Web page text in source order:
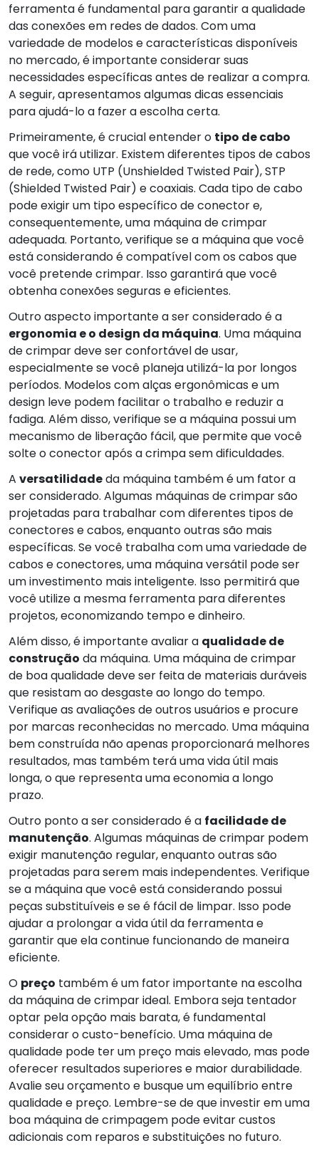
ferramenta é fundamental para garantir a qualidade
das conexões em redes de dados. Com uma
variedade de modelos e características disponíveis
no mercado, é importante considerar suas
necessidades específicas antes de realizar a compra.
A seguir, apresentamos algumas dicas essenciais
para ajudá-lo a fazer a escolha certa.
Primeiramente, é crucial entender o tipo de cabo
que você irá utilizar. Existem diferentes tipos de cabos
de rede, como UTP (Unshielded Twisted Pair), STP
(Shielded Twisted Pair) e coaxiais. Cada tipo de cabo
pode exigir um tipo específico de conector e,
consequentemente, uma máquina de crimpar
adequada. Portanto, verifique se a máquina que você
está considerando é compatível com os cabos que
você pretende crimpar. Isso garantirá que você
obtenha conexões seguras e eficientes.
Outro aspecto importante a ser considerado é a
ergonomia e o design da máquina. Uma máquina
de crimpar deve ser confortável de usar,
especialmente se você planeja utilizá-la por longos
períodos. Modelos com alças ergonômicas e um
design leve podem facilitar o trabalho e reduzir a
fadiga. Além disso, verifique se a máquina possui um
mecanismo de liberação fácil, que permite que você
solte o conector após a crimpa sem dificuldades.
A versatilidadeda máquina também é um fator a
ser considerado. Algumas máquinas de crimpar são
projetadas para trabalhar com diferentes tipos de
conectores e cabos, enquanto outras são mais
específicas. Se você trabalha com uma variedade de
cabos e conectores, uma máquina versátil pode ser
um investimento mais inteligente. Isso permitirá que
você utilize a mesma ferramenta para diferentes
projetos, economizando tempo e dinheiro.
Além disso, é importante avaliar a qualidade de
construção da máquina. Uma máquina de crimpar
de boa qualidade deve ser feita de materiais duráveis
que resistam ao desgaste ao longo do tempo.
Verifique as avaliações de outros usuários e procure
por marcas reconhecidas no mercado. Uma máquina
bem construída não apenas proporcionará melhores
resultados, mas também terá uma vida útil mais
longa, o que representa uma economia a longo
prazo.
Outro ponto a ser considerado é a facilidade de
manutenção. Algumas máquinas de crimpar podem
exigir manutenção regular, enquanto outras são
projetadas para serem mais independentes. Verifique
se a máquina que você está considerando possui
peças substituíveis e se é fácil de limpar. Isso pode
ajudar a prolongar a vida útil da ferramenta e
garantir que ela continue funcionando de maneira
eficiente.
O preço também é um fator importante na escolha
da máquina de crimpar ideal. Embora seja tentador
optar pela opção mais barata, é fundamental
considerar o custo-benefício. Uma máquina de
qualidade pode ter um preço mais elevado, mas pode
oferecer resultados superiores e maior durabilidade.
Avalie seu orçamento e busque um equilíbrio entre
qualidade e preço. Lembre-se de que investir em uma
boa máquina de crimpagem pode evitar custos
adicionais com reparos e substituições no futuro.